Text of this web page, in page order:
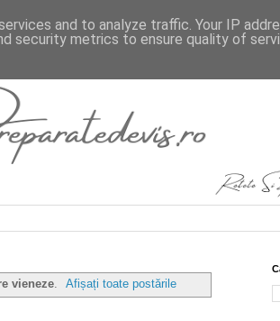
vieneze. Afișați toate postările
and to analyze traffic. Your IP
security metrics to ensure quality of